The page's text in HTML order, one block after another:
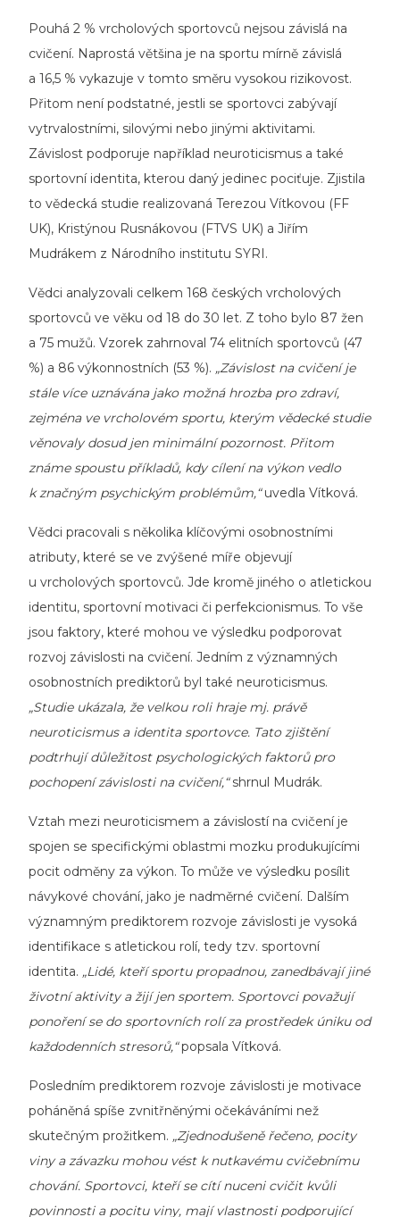
Pouhá 2 % vrcholových sportovců nejsou závislá na
cvičení. Naprostá většina je na sportu mírně závislá
a 16,5 % vykazuje v tomto směru vysokou rizikovost.
Přitom není podstatné, jestli se sportovci zabývají
vytrvalostními, silovými nebo jinými aktivitami.
Závislost podporuje například neuroticismus a také
sportovní identita, kterou daný jedinec pociťuje. Zjistila
to vědecká studie realizovaná Terezou Vítkovou (FF
UK), Kristýnou Rusnákovou (FTVS UK) a Jiřím
Mudrákem z Národního institutu SYRI.
Vědci analyzovali celkem 168 českých vrcholových
sportovců ve věku od 18 do 30 let. Z toho bylo 87 žen
a 75 mužů. Vzorek zahrnoval 74 elitních sportovců (47
%) a 86 výkonnostních (53 %). „Závislost na cvičení je
stále více uznávána jako možná hrozba pro zdraví,
zejména ve vrcholovém sportu, kterým vědecké studie
věnovaly dosud jen minimální pozornost. Přitom
známe spoustu příkladů, kdy cílení na výkon vedlo
k značným psychickým problémům,“uvedla Vítková.
Vědci pracovali s několika klíčovými osobnostními
atributy, které se ve zvýšené míře objevují
u vrcholových sportovců. Jde kromě jiného o atletickou
identitu, sportovní motivaci či perfekcionismus. To vše
jsou faktory, které mohou ve výsledku podporovat
rozvoj závislosti na cvičení. Jedním z významných
osobnostních prediktorů byl také neuroticismus.
„Studie ukázala, že velkou roli hraje mj. právě
neuroticismus a identita sportovce. Tato zjištění
podtrhují důležitost psychologických faktorů pro
pochopení závislosti na cvičení,“shrnul Mudrák.
Vztah mezi neuroticismem a závislostí na cvičení je
spojen se specifickými oblastmi mozku produkujícími
pocit odměny za výkon. To může ve výsledku posílit
návykové chování, jako je nadměrné cvičení. Dalším
významným prediktorem rozvoje závislosti je vysoká
identifikace s atletickou rolí, tedy tzv. sportovní
identita. „Lidé, kteří sportu propadnou, zanedbávají jiné
životní aktivity a žijí jen sportem. Sportovci považují
ponoření se do sportovních rolí za prostředek úniku od
každodenních stresorů,“popsala Vítková.
Posledním prediktorem rozvoje závislosti je motivace
poháněná spíše zvnitřněnými očekáváními než
skutečným prožitkem. „Zjednodušeně řečeno, pocity
viny a závazku mohou vést k nutkavému cvičebnímu
chování. Sportovci, kteří se cítí nuceni cvičit kvůli
povinnosti a pocitu viny, mají vlastnosti podporující